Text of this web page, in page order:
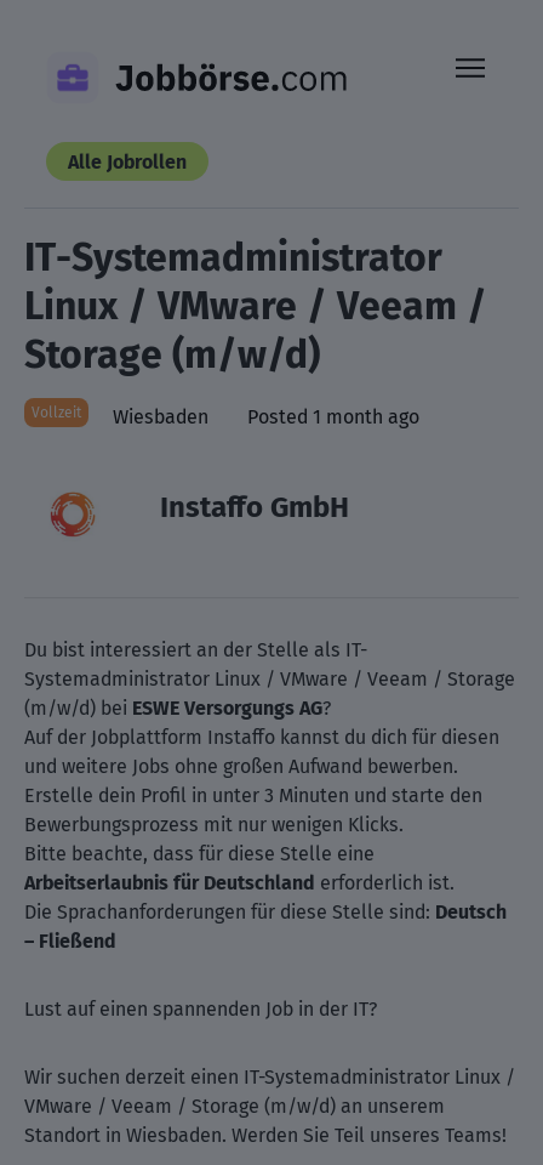
content
Alle Jobrollen
IT-Systemadministrator
Linux / VMware / Veeam /
Storage (m/w/d)
Vollzeit Wiesbaden Posted 1 month ago
Instaffo GmbH
Du bist interessiert an der Stelle als IT-
Systemadministrator Linux / VMware / Veeam / Storage
(m/w/d) bei ESWE Versorgungs AG?
Auf der Jobplattform Instaffo kannst du dich für diesen
und weitere Jobs ohne großen Aufwand bewerben.
Erstelle dein Profil in unter 3 Minuten und starte den
Bewerbungsprozess mit nur wenigen Klicks.
Bitte beachte, dass für diese Stelle eine
Arbeitserlaubnis für Deutschland erforderlich ist.
Die Sprachanforderungen für diese Stelle sind: Deutsch
– Fließend
Lust auf einen spannenden Job in der IT?
Wir suchen derzeit einen IT-Systemadministrator Linux /
VMware / Veeam / Storage (m/w/d) an unserem
Standort in Wiesbaden. Werden Sie Teil unseres Teams!